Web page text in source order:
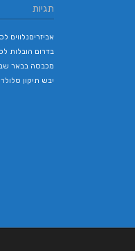
תגיות
אביזריםנלווים
בדרום הובלות
מכבסה בבאר
יבש תיקון